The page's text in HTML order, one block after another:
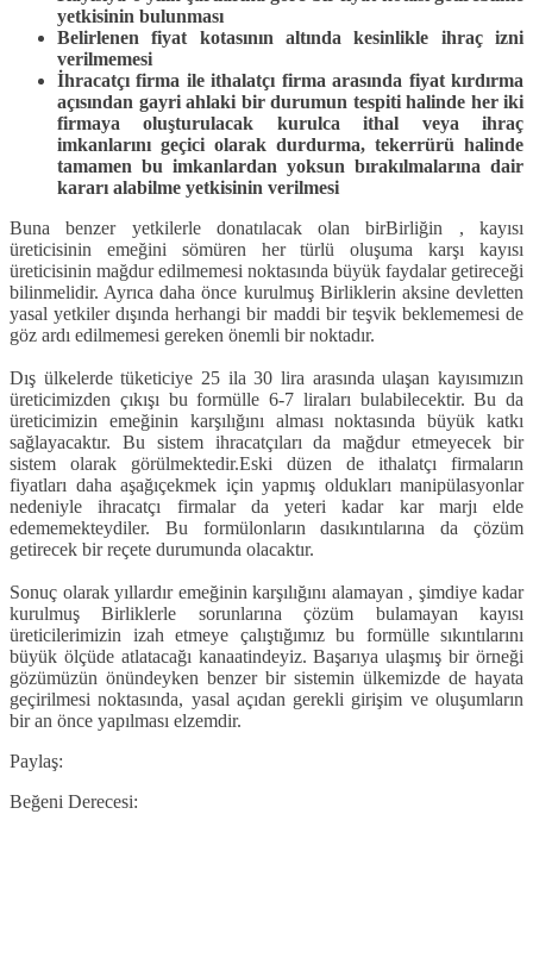
yetkisinin bulunması
Belirlenen fiyat kotasının altında kesinlikle ihraç izni
verilmemesi
İhracatçı firma ile ithalatçı firma arasında fiyat kırdırma
açısından gayri ahlaki bir durumun tespiti halinde her iki
firmaya oluşturulacak kurulca ithal veya ihraç
imkanlarını geçici olarak durdurma, tekerrürü halinde
tamamen bu imkanlardan yoksun bırakılmalarına dair
kararı alabilme yetkisinin verilmesi
Buna benzer yetkilerle donatılacak olan birBirliğin , kayısı
üreticisinin emeğini sömüren her türlü oluşuma karşı kayısı
üreticisinin mağdur edilmemesi noktasında büyük faydalar getireceği
bilinmelidir. Ayrıca daha önce kurulmuş Birliklerin aksine devletten
yasal yetkiler dışında herhangi bir maddi bir teşvik beklememesi de
göz ardı edilmemesi gereken önemli bir noktadır.
Dış ülkelerde tüketiciye 25 ila 30 lira arasında ulaşan kayısımızın
üreticimizden çıkışı bu formülle 6-7 liraları bulabilecektir. Bu da
üreticimizin emeğinin karşılığını alması noktasında büyük katkı
sağlayacaktır. Bu sistem ihracatçıları da mağdur etmeyecek bir
sistem olarak görülmektedir.Eski düzen de ithalatçı firmaların
fiyatları daha aşağıçekmek için yapmış oldukları manipülasyonlar
nedeniyle ihracatçı firmalar da yeteri kadar kar marjı elde
edememekteydiler. Bu formülonların dasıkıntılarına da çözüm
getirecek bir reçete durumunda olacaktır.
Sonuç olarak yıllardır emeğinin karşılığını alamayan , şimdiye kadar
kurulmuş Birliklerle sorunlarına çözüm bulamayan kayısı
üreticilerimizin izah etmeye çalıştığımız bu formülle sıkıntılarını
büyük ölçüde atlatacağı kanaatindeyiz. Başarıya ulaşmış bir örneği
gözümüzün önündeyken benzer bir sistemin ülkemizde de hayata
geçirilmesi noktasında, yasal açıdan gerekli girişim ve oluşumların
bir an önce yapılması elzemdir.
Paylaş:
Beğeni Derecesi: